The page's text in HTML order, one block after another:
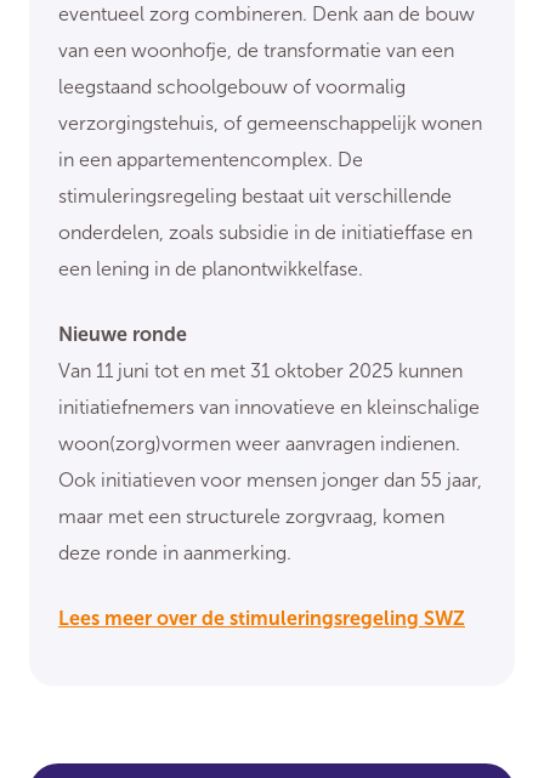
eventueel zorg combineren. Denk aan de bouw
van een woonhofje, de transformatie van een
leegstaand schoolgebouw of voormalig
verzorgingstehuis, of gemeenschappelijk wonen
in een appartementencomplex. De
stimuleringsregeling bestaat uit verschillende
onderdelen, zoals subsidie in de initiatieffase en
een lening in de planontwikkelfase.
Nieuwe ronde
Van 11 juni tot en met 31 oktober 2025 kunnen
initiatiefnemers van innovatieve en kleinschalige
woon(zorg)vormen weer aanvragen indienen.
Ook initiatieven voor mensen jonger dan 55 jaar,
maar met een structurele zorgvraag, komen
deze ronde in aanmerking.
Lees meer over de stimuleringsregeling SWZ